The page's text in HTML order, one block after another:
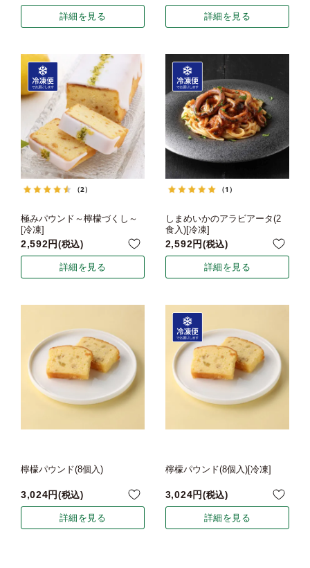
詳細を見る 詳細を見る
（2）
極みパウンド～檸檬づくし～
[冷凍]
2,592 税込
詳細を見る
（1）
しまめいかのアラビアータ(2
食入)[冷凍]
2,592 税込
詳細を見る
檸檬パウンド(8個入)
3,024 税込
詳細を見る
檸檬パウンド(8個入)[冷凍]
3,024 税込
詳細を見る